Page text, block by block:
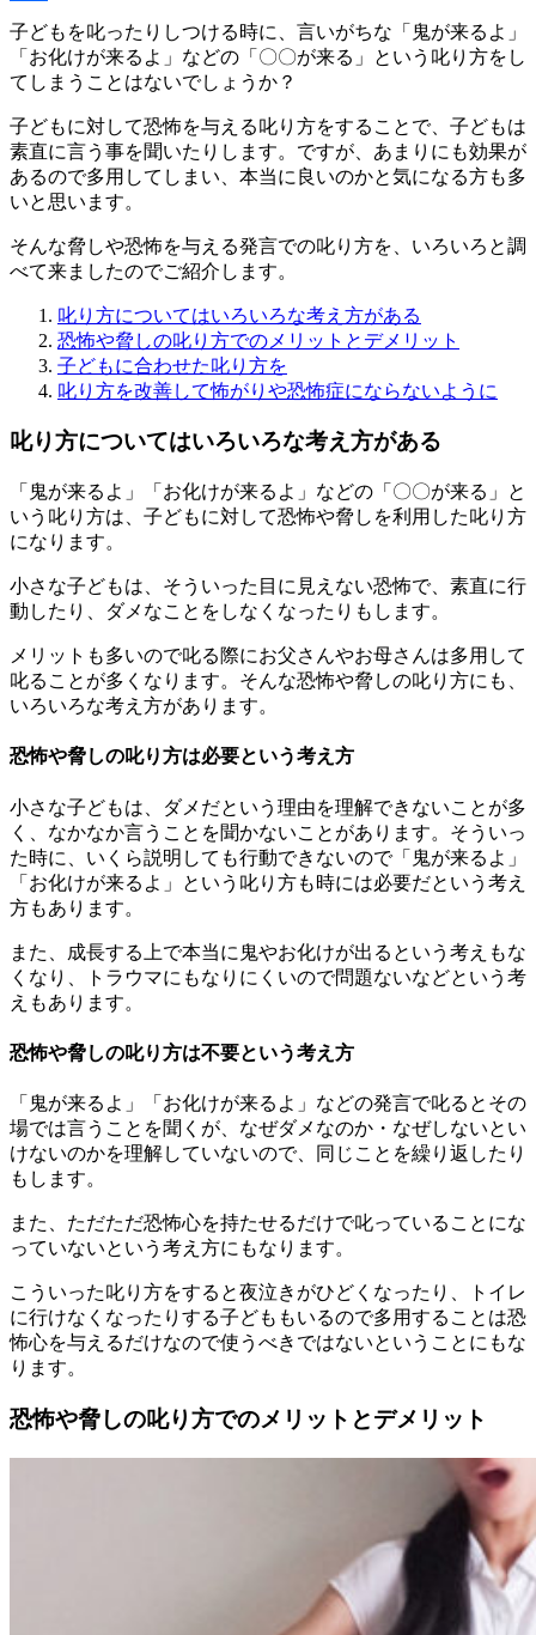
共
有
子どもを叱ったりしつける時に、言いがちな「鬼が来るよ」
「お化けが来るよ」などの「〇〇が来る」という叱り方をし
てしまうことはないでしょうか？
子どもに対して恐怖を与える叱り方をすることで、子どもは
素直に言う事を聞いたりします。ですが、あまりにも効果が
あるので多用してしまい、本当に良いのかと気になる方も多
いと思います。
そんな脅しや恐怖を与える発言での叱り方を、いろいろと調
べて来ましたのでご紹介します。
叱り方についてはいろいろな考え方がある
恐怖や脅しの叱り方でのメリットとデメリット
子どもに合わせた叱り方を
叱り方を改善して怖がりや恐怖症にならないように
叱り方についてはいろいろな考え方がある
「鬼が来るよ」「お化けが来るよ」などの「〇〇が来る」と
いう叱り方は、子どもに対して恐怖や脅しを利用した叱り方
になります。
小さな子どもは、そういった目に見えない恐怖で、素直に行
動したり、ダメなことをしなくなったりもします。
メリットも多いので叱る際にお父さんやお母さんは多用して
叱ることが多くなります。そんな恐怖や脅しの叱り方にも、
いろいろな考え方があります。
恐怖や脅しの叱り方は必要という考え方
小さな子どもは、ダメだという理由を理解できないことが多
く、なかなか言うことを聞かないことがあります。そういっ
た時に、いくら説明しても行動できないので「鬼が来るよ」
「お化けが来るよ」という叱り方も時には必要だという考え
方もあります。
また、成長する上で本当に鬼やお化けが出るという考えもな
くなり、トラウマにもなりにくいので問題ないなどという考
えもあります。
恐怖や脅しの叱り方は不要という考え方
「鬼が来るよ」「お化けが来るよ」などの発言で叱るとその
場では言うことを聞くが、なぜダメなのか・なぜしないとい
けないのかを理解していないので、同じことを繰り返したり
もします。
また、ただただ恐怖心を持たせるだけで叱っていることにな
っていないという考え方にもなります。
こういった叱り方をすると夜泣きがひどくなったり、トイレ
に行けなくなったりする子どももいるので多用することは恐
怖心を与えるだけなので使うべきではないということにもな
ります。
恐怖や脅しの叱り方でのメリットとデメリット